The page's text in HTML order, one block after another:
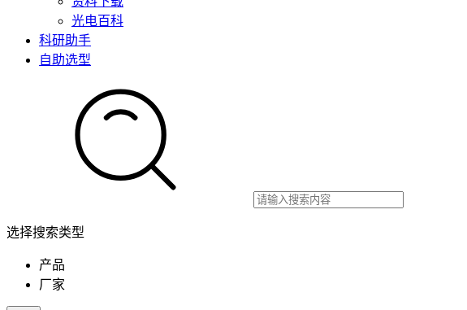
光电百科
科研助手
自助选型
选择搜索类型
产品
厂家